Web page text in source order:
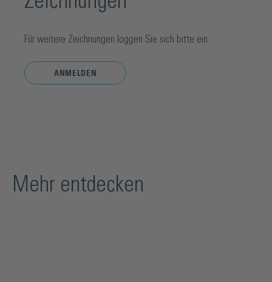
Für weitere Zeichnungen loggen Sie sich bitte ein:
ANMELDEN
Mehr entdecken